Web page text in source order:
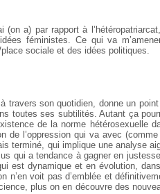
a) par rapport à
féministes. Ce qui va
sociale et des idées politiques.
travers son quotidien, donne un
toutes ses subtilités. Autant ça
de la norme hétérosexuelle
de l’oppression qui va avec
terminé, qui implique une analyse
qui a tendance à gagner en
est dynamique et en évolution,
n’en voit pas d’emblée et
plus on en découvre des